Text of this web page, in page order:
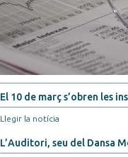
El 10 de març s’obren les
Llegir la notícia
L’Auditori, seu del Dansa